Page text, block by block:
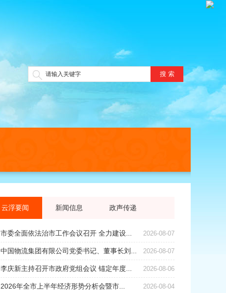
搜 索
云浮要闻 新闻信息 政声传递
2026-08-07
市委全面依法治市工作会议召开 全力建设...
2026-08-07
中国物流集团有限公司党委书记、董事长刘...
2026-08-06
李庆新主持召开市政府党组会议 锚定年度...
2026-08-04
2026年全市上半年经济形势分析会暨市...